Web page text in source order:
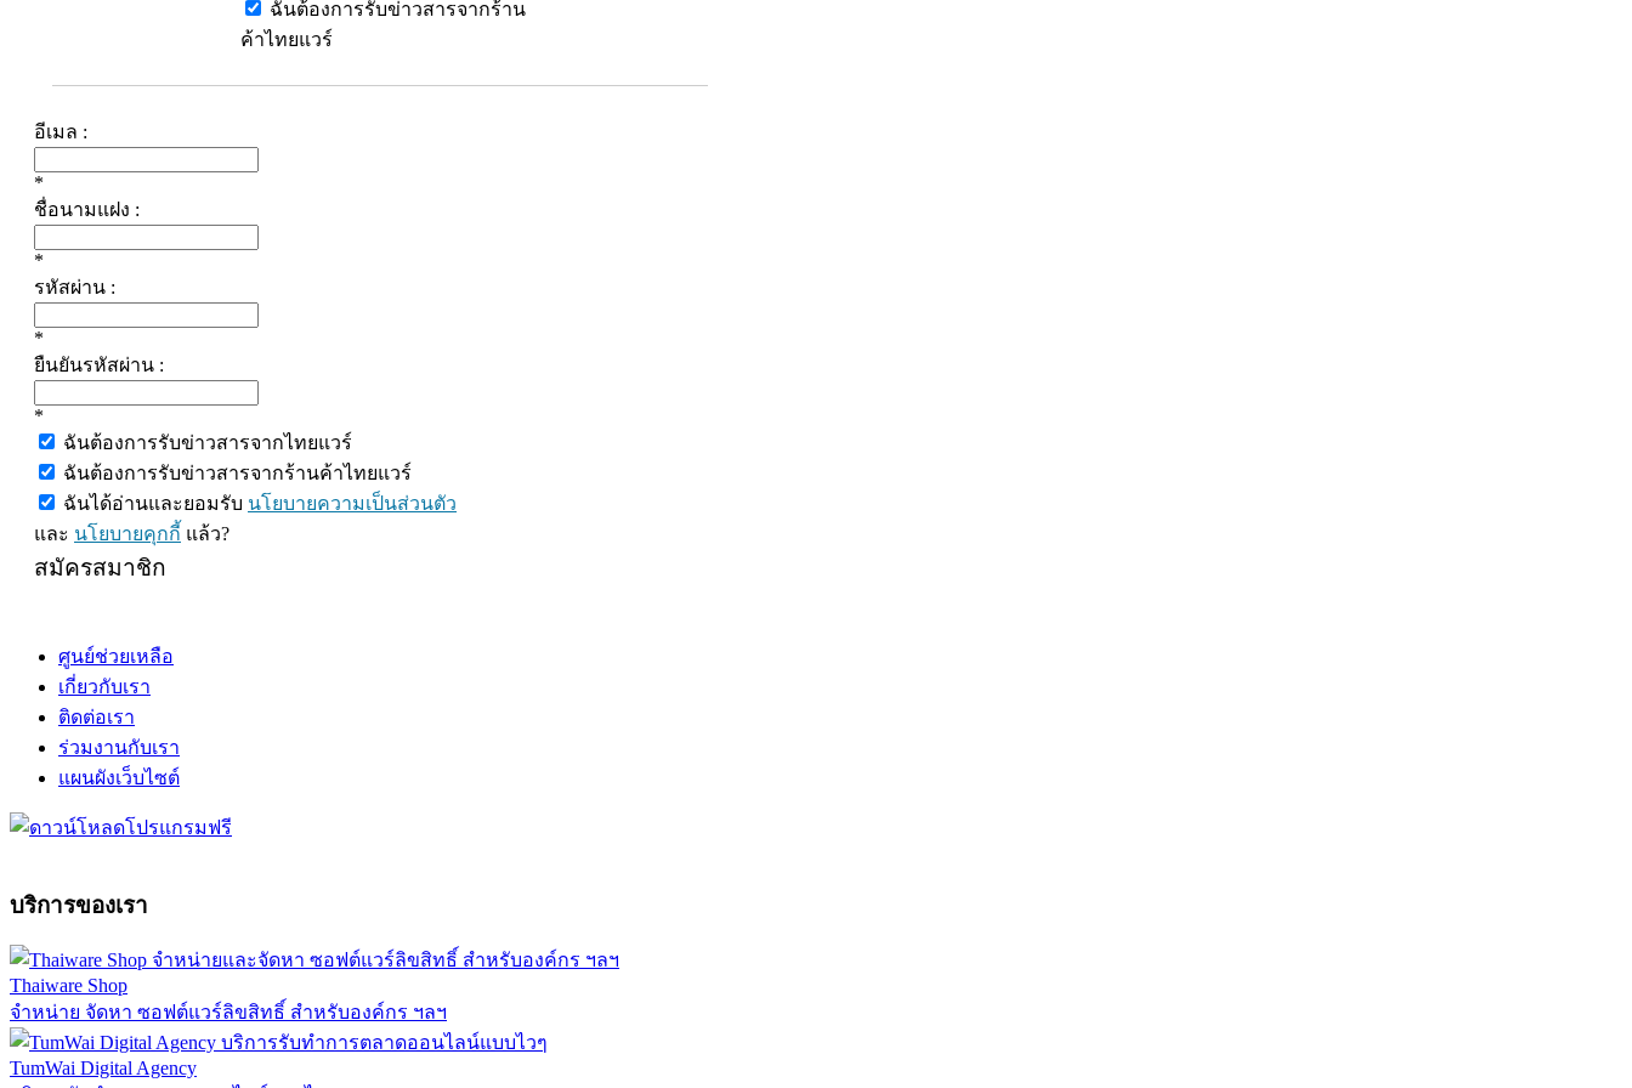
ฉันต้องการรับข่าวสารจากร้าน
ค้าไทยแวร์
อีเมล :
*
ชื่อนามแฝง :
*
รหัสผ่าน :
*
ยืนยันรหัสผ่าน :
*
ฉันต้องการรับข่าวสารจากไทยแวร์
ฉันต้องการรับข่าวสารจากร้านค้าไทยแวร์
ฉันได้อ่านและยอมรับ นโยบายความเป็นส่วนตัว
และ นโยบายคุกกี้ แล้ว?
สมัครสมาชิก
ศูนย์ช่วยเหลือ
เกี่ยวกับเรา
ติดต่อเรา
ร่วมงานกับเรา
แผนผังเว็บไซต์
บริการของเรา
Thaiware Shop
จำหน่าย จัดหา ซอฟต์แวร์ลิขสิทธิ์ สำหรับองค์กร ฯลฯ
TumWai Digital Agency